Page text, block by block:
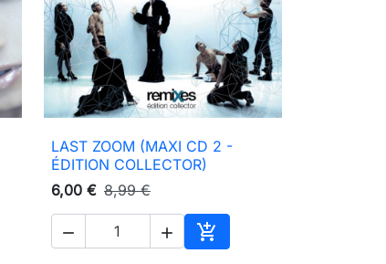
panier
 Aperçu rapide
LAST ZOOM (MAXI CD 2 -
ÉDITION COLLECTOR)
6,00 € 8,99 €
  
Ajouter au panier